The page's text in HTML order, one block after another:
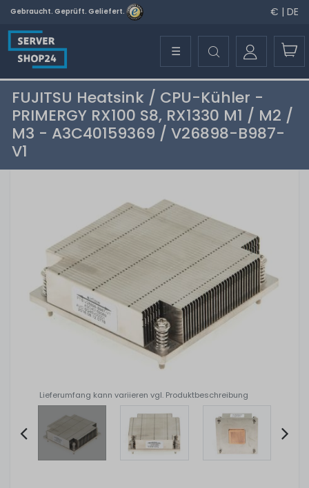
Gebraucht. Geprüft. Geliefert. € | DE
☰
FUJITSU Heatsink / CPU-Kühler -
PRIMERGY RX100 S8, RX1330 M1 / M2 /
M3 - A3C40159369 / V26898-B987-
V1
Lieferumfang kann variieren vgl. Produktbeschreibung